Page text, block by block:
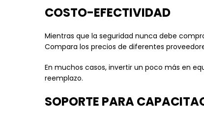
COSTO-EFECTIVIDAD
Mientras que la seguridad nunca debe
Compara los precios de diferentes
En muchos casos, invertir un poco más en
reemplazo.
SOPORTE PARA